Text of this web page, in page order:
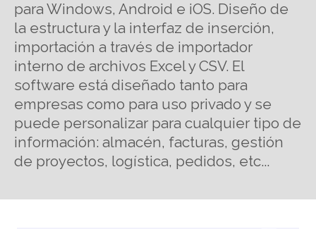
para Windows, Android e iOS. Diseño de
la estructura y la interfaz de inserción,
importación a través de importador
interno de archivos Excel y CSV. El
software está diseñado tanto para
empresas como para uso privado y se
puede personalizar para cualquier tipo de
información: almacén, facturas, gestión
de proyectos, logística, pedidos, etc...